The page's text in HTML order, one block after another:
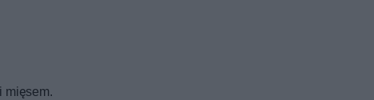
mięsem.